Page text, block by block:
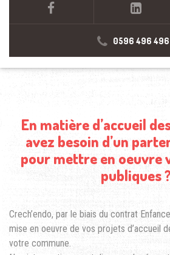
0596 496 496
En matière d’accueil
avez besoin d’un
pour mettre en oeuvre
publiques ?
Crech’endo, par le biais du contrat
mise en oeuvre de vos projets d’accueil
votre commune.